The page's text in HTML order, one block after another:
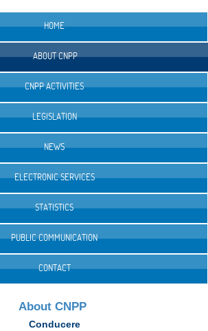
HOME
ABOUT CNPP
CNPP ACTIVITIES
LEGISLATION
NEWS
ELECTRONIC SERVICES
STATISTICS
PUBLIC COMMUNICATION
CONTACT
About CNPP
Conducere